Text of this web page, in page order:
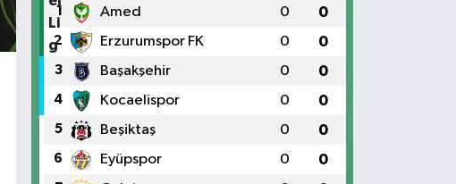
1 Amed 0 0
2 Erzurumspor FK 0 0
3 Başakşehir 0 0
4 Kocaelispor 0 0
5 Beşiktaş 0 0
6 Eyüpspor 0 0